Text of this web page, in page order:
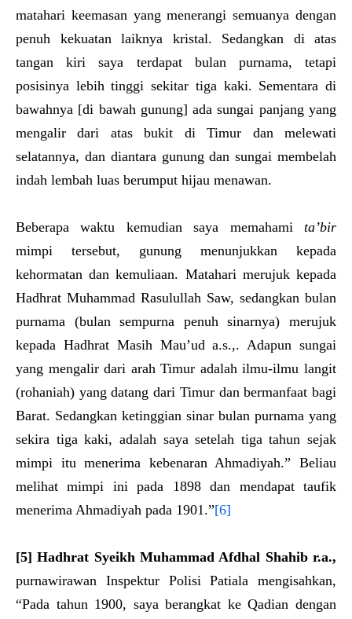
matahari keemasan yang menerangi semuanya dengan
penuh kekuatan laiknya kristal. Sedangkan di atas
tangan kiri saya terdapat bulan purnama, tetapi
posisinya lebih tinggi sekitar tiga kaki. Sementara di
bawahnya [di bawah gunung] ada sungai panjang yang
mengalir dari atas bukit di Timur dan melewati
selatannya, dan diantara gunung dan sungai membelah
indah lembah luas berumput hijau menawan.
Beberapa waktu kemudian saya memahami ta’bir
mimpi tersebut, gunung menunjukkan kepada
kehormatan dan kemuliaan. Matahari merujuk kepada
Hadhrat Muhammad Rasulullah Saw, sedangkan bulan
purnama (bulan sempurna penuh sinarnya) merujuk
kepada Hadhrat Masih Mau’ud a.s.,. Adapun sungai
yang mengalir dari arah Timur adalah ilmu-ilmu langit
(rohaniah) yang datang dari Timur dan bermanfaat bagi
Barat. Sedangkan ketinggian sinar bulan purnama yang
sekira tiga kaki, adalah saya setelah tiga tahun sejak
mimpi itu menerima kebenaran Ahmadiyah.” Beliau
melihat mimpi ini pada 1898 dan mendapat taufik
menerima Ahmadiyah pada 1901.”[6]
[5]Hadhrat Syeikh Muhammad Afdhal Shahibr.a.,
purnawirawan Inspektur Polisi Patiala mengisahkan,
“Pada tahun 1900, saya berangkat ke Qadian dengan